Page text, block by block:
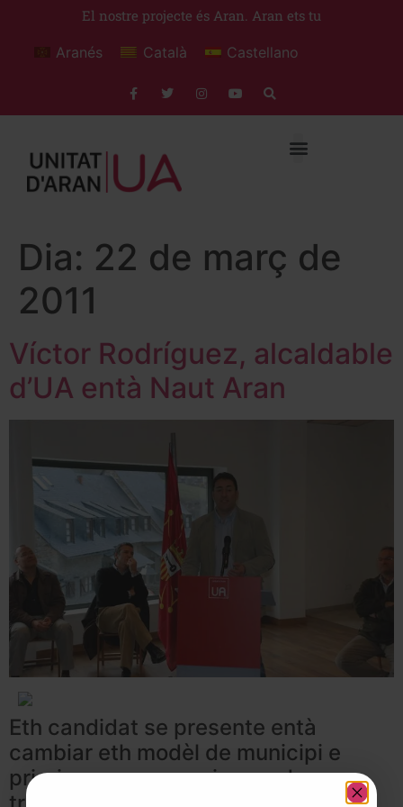
El nostre projecte és Aran. Aran ets tu
Aranés Català Castellano
Dia: 22 de març de
2011
Víctor Rodríguez, alcaldable
d’UA entà Naut Aran
Eth candidat se presente entà
cambiar eth modèl de municipi e
priorizar ua economia que dongue